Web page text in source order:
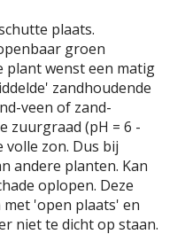
plaats.
groen
plant wenst een matig
zandhoudende
veen of zand-
zuurgraad (pH = 6 -
volle zon. Dus bij
andere planten. Kan
oplopen. Deze
'open plaats' en
niet te dicht op staan.